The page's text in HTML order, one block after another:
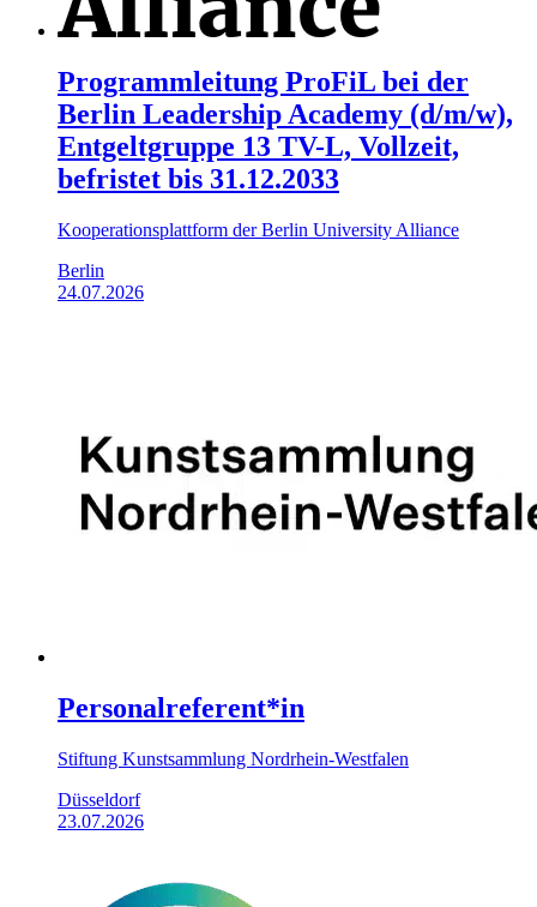
Programmleitung ProFiL bei der
Berlin Leadership Academy (d/m/w),
Entgeltgruppe 13 TV-L, Vollzeit,
befristet bis 31.12.2033
Kooperationsplattform der Berlin University Alliance
Berlin
24.07.2026
Personalreferent*in
Stiftung Kunstsammlung Nordrhein-Westfalen
Düsseldorf
23.07.2026